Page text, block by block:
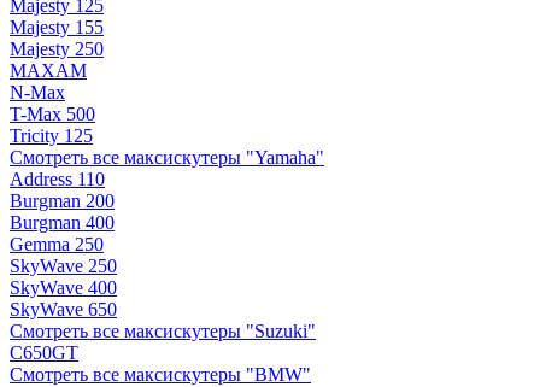
Majesty 125
Majesty 155
Majesty 250
MAXAM
N-Max
T-Max 500
Tricity 125
Смотреть все максискутеры "Yamaha"
Address 110
Burgman 200
Burgman 400
Gemma 250
SkyWave 250
SkyWave 400
SkyWave 650
Смотреть все максискутеры "Suzuki"
C650GT
Смотреть все максискутеры "BMW"